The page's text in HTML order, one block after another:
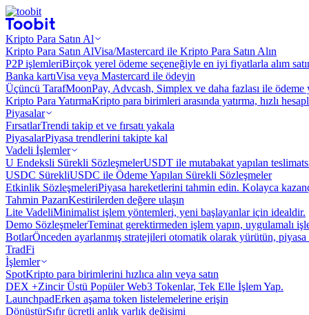
Kripto Para Satın Al
Kripto Para Satın AlVisa/Mastercard ile Kripto Para Satın Alın
P2P işlemleriBirçok yerel ödeme seçeneğiyle en iyi fiyatlarla alım
Banka kartıVisa veya Mastercard ile ödeyin
Üçüncü TarafMoonPay, Advcash, Simplex ve daha fazlası ile ödeme
Kripto Para YatırmaKripto para birimleri arasında yatırma, hızlı
Piyasalar
FırsatlarTrendi takip et ve fırsatı yakala
PiyasalarPiyasa trendlerini takipte kal
Vadeli İşlemler
U Endeksli Sürekli SözleşmelerUSDT ile mutabakat yapılan
USDC SürekliUSDC ile Ödeme Yapılan Sürekli Sözleşmeler
Etkinlik SözleşmeleriPiyasa hareketlerini tahmin edin. Kolayca
Tahmin PazarıKestirilerden değere ulaşın
Lite VadeliMinimalist işlem yöntemleri, yeni başlayanlar için idealdir.
Demo SözleşmelerTeminat gerektirmeden işlem yapın, uygulamalı
BotlarÖnceden ayarlanmış stratejileri otomatik olarak yürütün, piyasa
TradFi
İşlemler
SpotKripto para birimlerini hızlıca alın veya satın
DEX +Zincir Üstü Popüler Web3 Tokenlar, Tek Elle İşlem Yap.
LaunchpadErken aşama token listelemelerine erişin
DönüştürSıfır ücretli anlık varlık değişimi